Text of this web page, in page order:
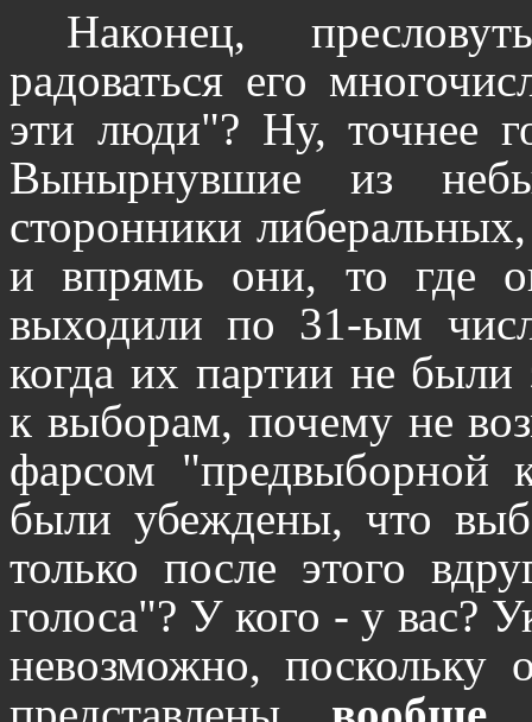
Наконец,
радоваться его
эти люди"? Ну, точнее
Вынырнувшие из
сторонники
и впрямь они, то где
выходили по 31-ым
когда их партии не
к выборам, почему не
фарсом "предвыборной
были убеждены, что
только после этого
голоса"? У кого - у вас?
невозможно,